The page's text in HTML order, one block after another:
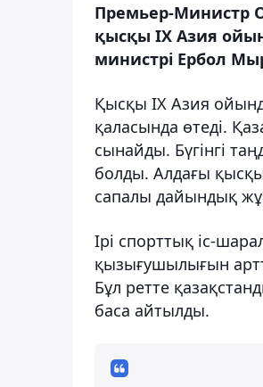
Премьер-Министр
қысқы IX Азия
министрі Ербол
Қысқы IX Азия
қаласында өтеді.
сынайды. Бүгінгі
болды. Алдағы
сапалы дайындық
Ірі спорттық іс-
қызығушылығын
Бұл ретте
баса айтылды.